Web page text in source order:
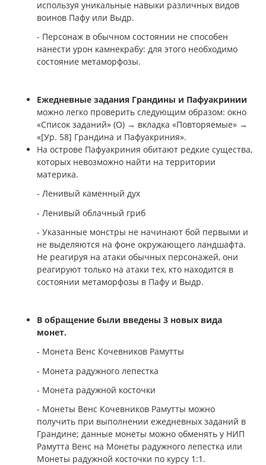
используя уникальные навыки различных видов
воинов Пафу или Выдр.
- Персонаж в обычном состоянии не способен
нанести урон камнекрабу: для этого необходимо
состояние метаморфозы.
Ежедневные задания Грандины и Пафуакринии
можно легко проверить следующим образом: окно
«Список заданий» (О) → вкладка «Повторяемые» →
«[Ур. 58] Грандина и Пафуакриния».
На острове Пафуакриния обитают редкие существа,
которых невозможно найти на территории
материка.
- Ленивый каменный дух
- Ленивый облачный гриб
- Указанные монстры не начинают бой первыми и
не выделяются на фоне окружающего ландшафта.
Не реагируя на атаки обычных персонажей, они
реагируют только на атаки тех, кто находится в
состоянии метаморфозы в Пафу и Выдр.
В обращение были введены 3 новых вида
монет.
- Монета Венс Кочевников Рамутты
- Монета радужного лепестка
- Монета радужной косточки
- Монеты Венс Кочевников Рамутты можно
получить при выполнении ежедневных заданий в
Грандине; данные монеты можно обменять у НИП
Рамутта Венс на Монеты радужного лепестка или
Монеты радужной косточки по курсу 1:1.